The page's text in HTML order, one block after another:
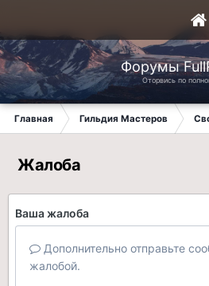
Форумы
Оторвись по
Главная Гильдия Мастеров
Жалоба
Ваша жалоба
Дополнительно отправьте
жалобой.